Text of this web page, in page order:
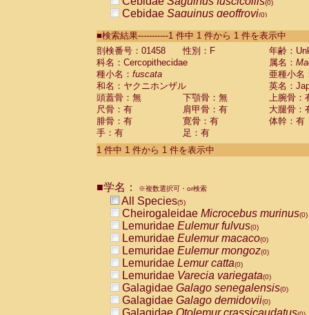
(0)
Cebidae Saguinus geoffroyi(0)
CebidaeSaguinus labiatus(0)
Cebidae Saguinus leucopus (0)
CebidaeSaguinus midas
Cebidae
CebidaeSaguinus nigricollis (1)
Cebidae Saguinus oedipus
Cebidae Saguinus weddelli
Cebidae Saguinusspp.
Cebidae Aotus trivirgatus
Cebidae Cebus albifrons
CebidaeCebus nigrivittatus
CebidaeCebus
CebidaeSaimiri boliviensis(0)
CebidaeSaimiri sciureus(0)
AtelidaeAlouatta caraya(0)
AtelidaeAlouatta fusca(0)
AtelidaeAlouatta seniculus
AtelidaeAlouattaspp.(0)
AtelidaeAteles belzebuth(0)
AtelidaeAteles geoffroyi(0)
AtelidaeAteles paniscus(0)
■検索結果-----------1 件中 1 件から 1 件を表示中
剖検番号：01458
性別：F
年齢：
科名：Cercopithecidae
属名：
種小名： fuscata
亜種小名
和名：ヤクニホンザル
英名：
頭蓋骨：無
下顎骨：無
上腕骨：
尺骨：有
肩甲骨：有
大腿骨：
腓骨：有
寛骨：有
体幹：有
手：有
足：有
1 件中 1 件から 1 件を表示中
■学名： ※複数選択可・or検索
All Species(5)
Cheirogaleidae Microcebus murinus(0)
Lemuridae Eulemur fulvus(0)
Lemuridae Eulemur macaco(0)
Lemuridae Eulemur mongoz(0)
Lemuridae Lemur catta(0)
Lemuridae Varecia variegata(0)
Galagidae Galago senegalensis(0)
Galagidae Galago demidovii(0)
Galagidae Otolemur crassicaudatus